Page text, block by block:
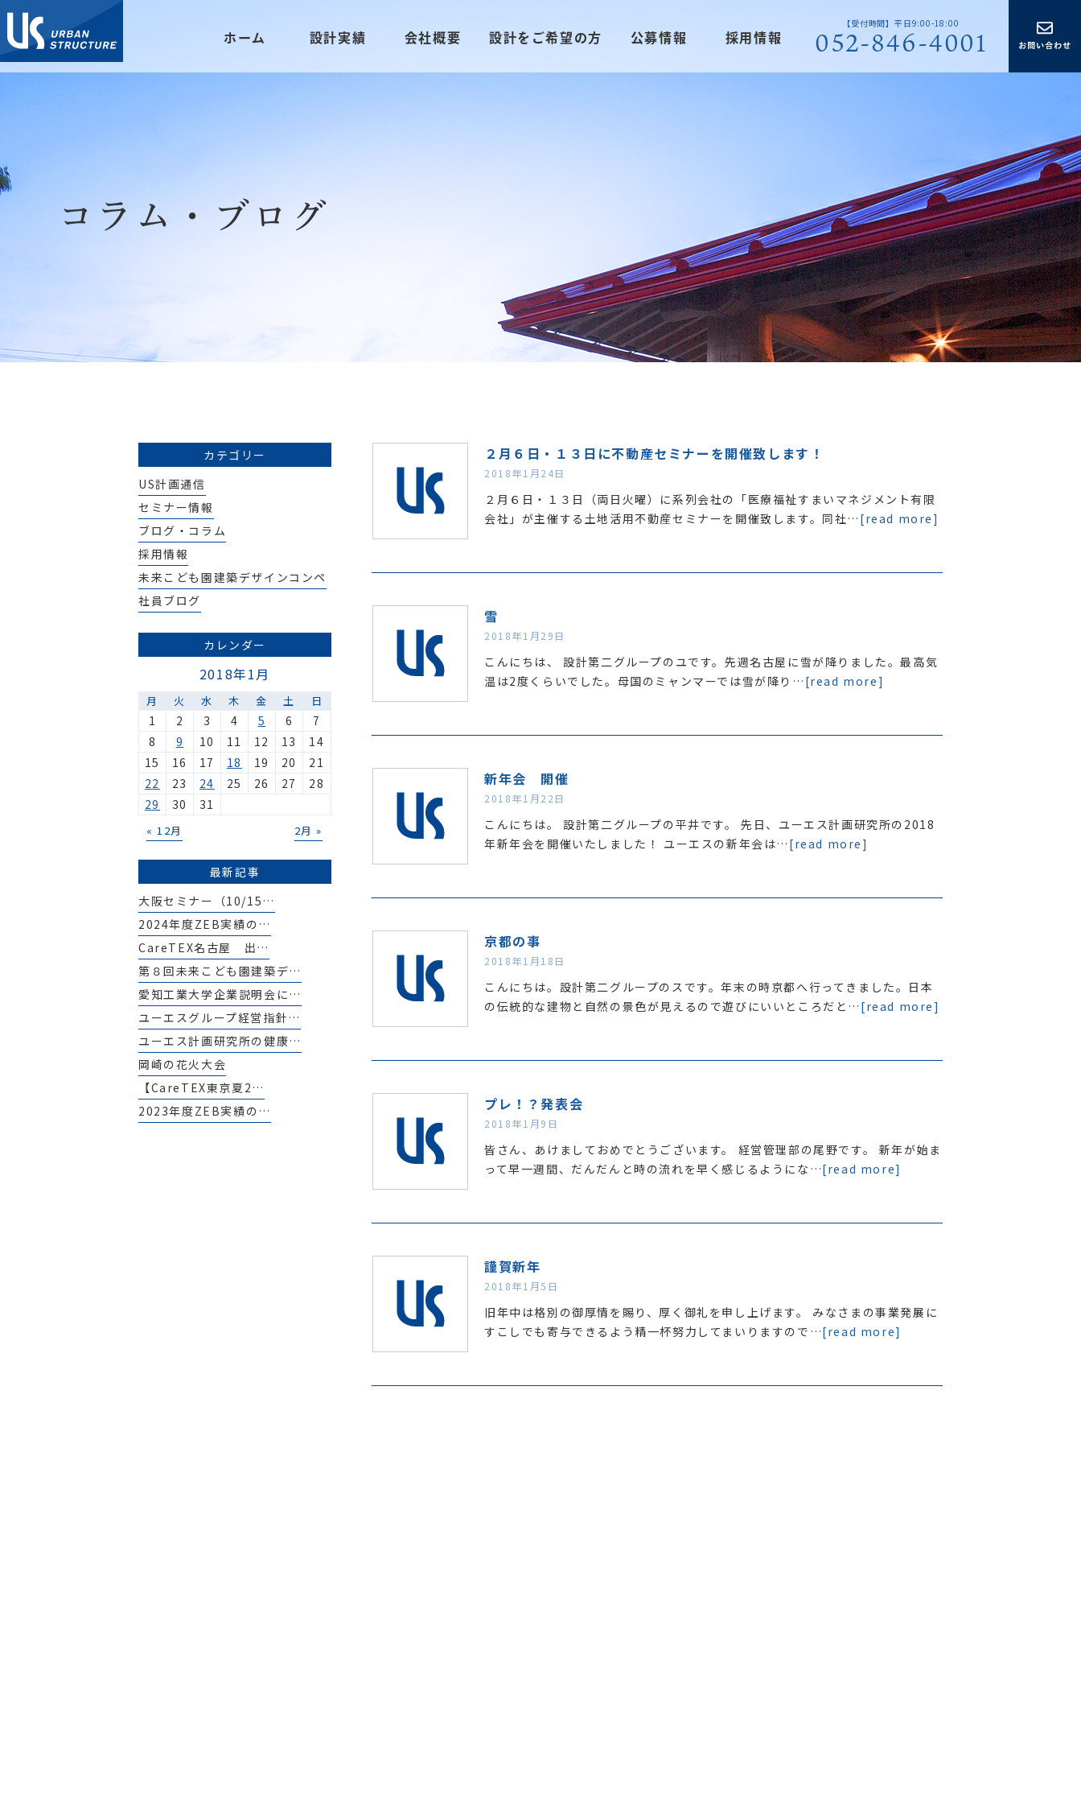
ホーム 設計実績 会社概要 設計をご希望の方 公募情報 採用情報
【受付時間】平日9:00-18:00
052-846-4001
コラム・ブログ
２月６日・１３日に不動産セミナーを開催致します！
2018年1月24日
２月６日・１３日（両日火曜）に系列会社の「医療福祉すまいマネジメント有限
会社」が主催する土地活用不動産セミナーを開催致します。同社… [read more]
雪
2018年1月29日
こんにちは、 設計第二グループのユです。先週名古屋に雪が降りました。最高気
温は2度くらいでした。母国のミャンマーでは雪が降り… [read more]
新年会 開催
2018年1月22日
こんにちは。 設計第二グループの平井です。 先日、ユーエス計画研究所の2018
年新年会を開催いたしました！ ユーエスの新年会は… [read more]
京都の事
2018年1月18日
こんにちは。設計第二グループのスです。年末の時京都へ行ってきました。日本
の伝統的な建物と自然の景色が見えるので遊びにいいところだと… [read more]
プレ！？発表会
2018年1月9日
皆さん、あけましておめでとうございます。 経営管理部の尾野です。 新年が始ま
って早一週間、だんだんと時の流れを早く感じるようにな…[read more]
謹賀新年
2018年1月5日
旧年中は格別の御厚情を賜り、厚く御礼を申し上げます。 みなさまの事業発展に
すこしでも寄与できるよう精一杯努力してまいりますので…[read more]
カテゴリー
US計画通信
セミナー情報
ブログ・コラム
採用情報
未来こども園建築デザインコンペ
社員ブログ
カレンダー
2018年1月
月 火 水 木 金 土 日
« 12月 2月 »
1 2 3 4 5 6
7
8
9 10 11 12 13
14
15
16 17 18 19 20
21
22
23 24 25 26 27
28
29
30 31
最新記事
大阪セミナー（10/15…
2024年度ZEB実績の…
CareTEX名古屋 出…
第８回未来こども園建築デ…
愛知工業大学企業説明会に…
ユーエスグループ経営指針…
ユーエス計画研究所の健康…
岡崎の花火大会
【CareTEX東京夏2…
2023年度ZEB実績の…